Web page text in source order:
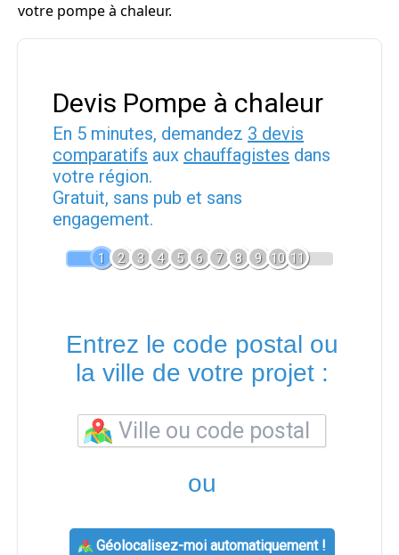
votre pompe à chaleur.
Devis Pompe à chaleur
En 5 minutes, demandez 3 devis
comparatifs aux chauffagistes dans
votre région.
Gratuit, sans pub et sans
engagement.
1 2 3 4 5 6 7 8 9 10 11
Entrez le code postal ou
la ville de votre projet :
ou
Géolocalisez-moi automatiquement !